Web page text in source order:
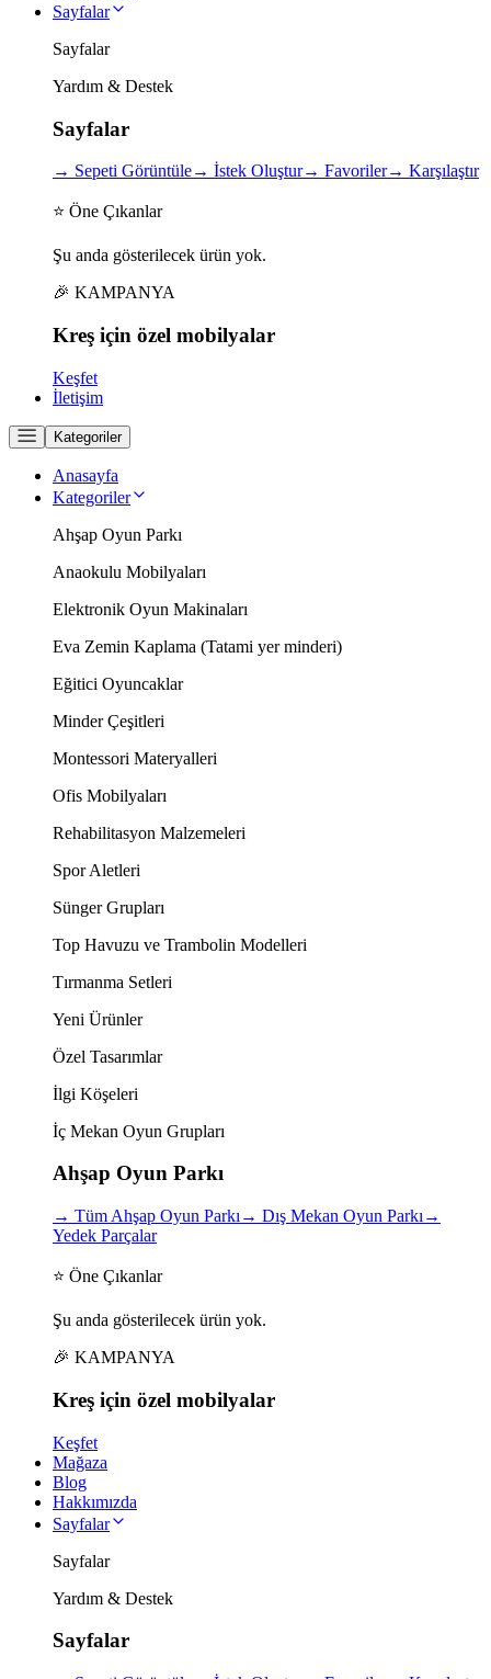
Sayfalar
Sayfalar
Yardım & Destek
Sayfalar
→ Sepeti Görüntüle→ İstek Oluştur→ Favoriler→ Karşılaştır
⭐ Öne Çıkanlar
Şu anda gösterilecek ürün yok.
🎉 KAMPANYA
Kreş için özel mobilyalar
Keşfet
İletişim
Kategoriler
Anasayfa
Kategoriler
Ahşap Oyun Parkı
Anaokulu Mobilyaları
Elektronik Oyun Makinaları
Eva Zemin Kaplama (Tatami yer minderi)
Eğitici Oyuncaklar
Minder Çeşitleri
Montessori Materyalleri
Ofis Mobilyaları
Rehabilitasyon Malzemeleri
Spor Aletleri
Sünger Grupları
Top Havuzu ve Trambolin Modelleri
Tırmanma Setleri
Yeni Ürünler
Özel Tasarımlar
İlgi Köşeleri
İç Mekan Oyun Grupları
Ahşap Oyun Parkı
→ Tüm Ahşap Oyun Parkı → Dış Mekan Oyun Parkı →
Yedek Parçalar
⭐ Öne Çıkanlar
Şu anda gösterilecek ürün yok.
🎉 KAMPANYA
Kreş için özel mobilyalar
Keşfet
Mağaza
Blog
Hakkımızda
Sayfalar
Sayfalar
Yardım & Destek
Sayfalar